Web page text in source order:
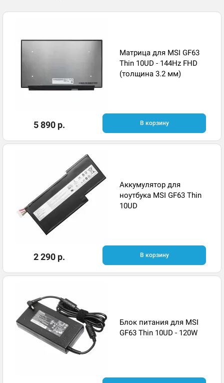
Матрица для MSI GF63
Thin 10UD - 144Hz FHD
(толщина 3.2 мм)
5 890 р. В корзину
Аккумулятор для
ноутбука MSI GF63 Thin
10UD
2 290 р. В корзину
Блок питания для MSI
GF63 Thin 10UD - 120W